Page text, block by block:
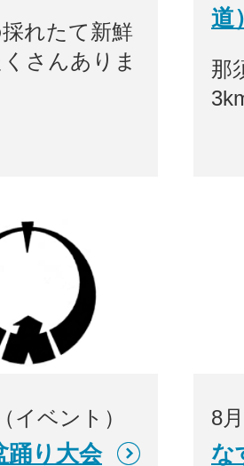
れたて新鮮
さんありま
道
那
イベント）
踊り大会
8
な